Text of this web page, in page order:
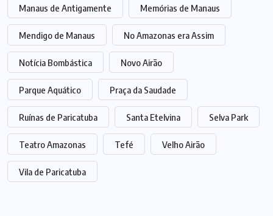
Manaus de Antigamente Memórias de Manaus
Mendigo de Manaus No Amazonas era Assim
Notícia Bombástica Novo Airão
Parque Aquático Praça da Saudade
Ruínas de Paricatuba Santa Etelvina Selva Park
Teatro Amazonas Tefé Velho Airão
Vila de Paricatuba